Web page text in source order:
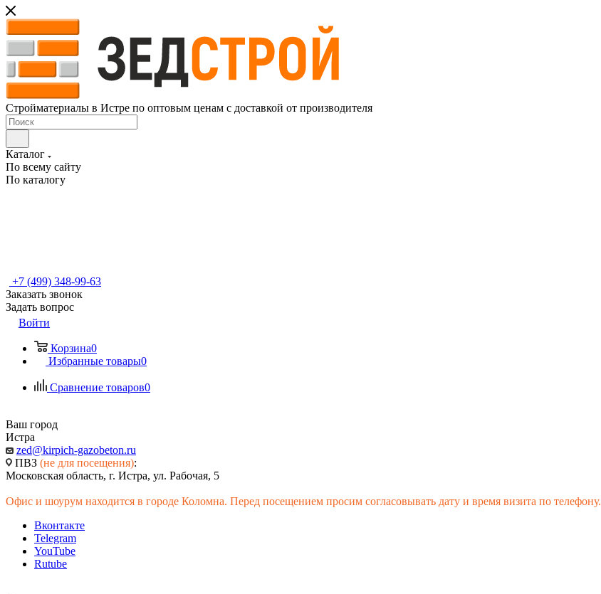
Стройматериалы в Истре по оптовым ценам с доставкой от производителя
Каталог
По всему сайту
По каталогу
+7 (499) 348-99-63
Заказать звонок
Задать вопрос
Войти
Корзина0
Избранные товары0
Сравнение товаров0
Ваш город
Истра
zed@kirpich-gazobeton.ru
ПВЗ (не для посещения):
Московская область, г. Истра, ул. Рабочая, 5
Офис и шоурум находится в городе Коломна. Перед посещением просим согласовывать дату и время визита по телефону.
Вконтакте
Telegram
YouTube
Rutube